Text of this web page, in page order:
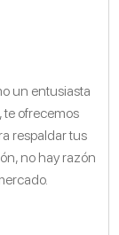
un entusiasta
te ofrecemos
respaldar tus
no hay razón